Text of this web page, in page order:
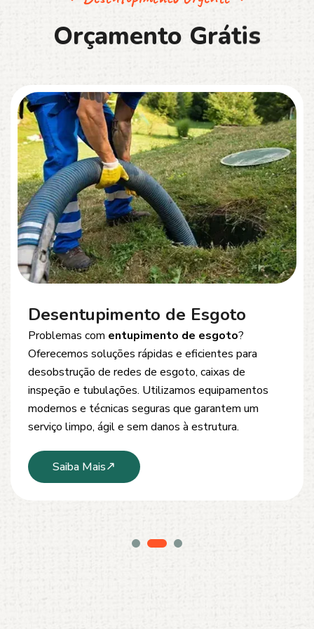
Orçamento Grátis
Desentupimento de Esgoto
Problemas com entupimento de esgoto?
Oferecemos soluções rápidas e eficientes para
desobstrução de redes de esgoto, caixas de
inspeção e tubulações. Utilizamos equipamentos
modernos e técnicas seguras que garantem um
serviço limpo, ágil e sem danos à estrutura.
Saiba Mais